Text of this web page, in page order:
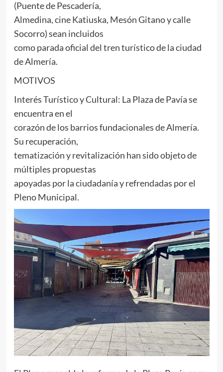
(Puente de Pescadería,
Almedina, cine Katiuska, Mesón Gitano y calle
Socorro) sean incluidos
como parada oficial del tren turístico de la ciudad
de Almería.
MOTIVOS
Interés Turístico y Cultural: La Plaza de Pavía se
encuentra en el
corazón de los barrios fundacionales de Almería.
Su recuperación,
tematización y revitalización han sido objeto de
múltiples propuestas
apoyadas por la ciudadanía y refrendadas por el
Pleno Municipal.